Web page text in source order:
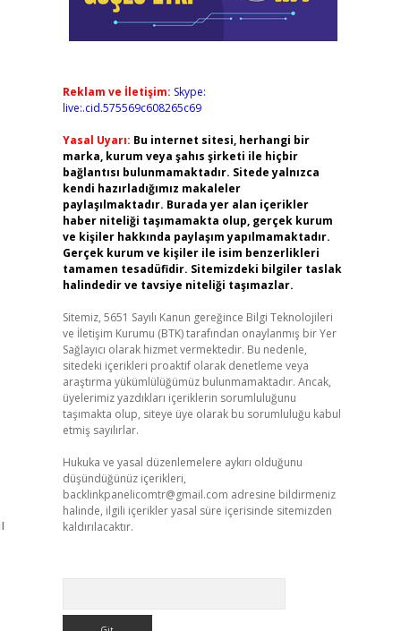
Reklam ve İletişim: Skype:
live:.cid.575569c608265c69
Yasal Uyarı: Bu internet sitesi, herhangi bir
marka, kurum veya şahıs şirketi ile hiçbir
bağlantısı bulunmamaktadır. Sitede yalnızca
kendi hazırladığımız makaleler
paylaşılmaktadır. Burada yer alan içerikler
haber niteliği taşımamakta olup, gerçek kurum
ve kişiler hakkında paylaşım yapılmamaktadır.
Gerçek kurum ve kişiler ile isim benzerlikleri
tamamen tesadüfidir. Sitemizdeki bilgiler taslak
halindedir ve tavsiye niteliği taşımazlar.
Sitemiz, 5651 Sayılı Kanun gereğince Bilgi Teknolojileri
ve İletişim Kurumu (BTK) tarafından onaylanmış bir Yer
Sağlayıcı olarak hizmet vermektedir. Bu nedenle,
sitedeki içerikleri proaktif olarak denetleme veya
araştırma yükümlülüğümüz bulunmamaktadır. Ancak,
üyelerimiz yazdıkları içeriklerin sorumluluğunu
taşımakta olup, siteye üye olarak bu sorumluluğu kabul
etmiş sayılırlar.
Hukuka ve yasal düzenlemelere aykırı olduğunu
düşündüğünüz içerikleri,
backlinkpanelicomtr@gmail.com adresine bildirmeniz
halinde, ilgili içerikler yasal süre içerisinde sitemizden
kaldırılacaktır.